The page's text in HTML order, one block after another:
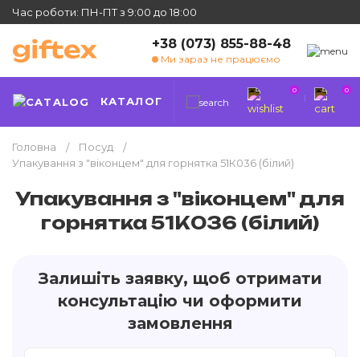
Час роботи: ПН-ПТ з 9:00 до 18:00
+38 (073) 855-88-48
Ми зараз не працюємо
КАТАЛОГ
0 0
Головна
Посуд
Упакування з "віконцем" для горнятка 51К036 (білий)
Упакування з "віконцем" для
горнятка 51К036 (білий)
Залишіть заявку, щоб отримати
консультацію чи оформити
замовлення